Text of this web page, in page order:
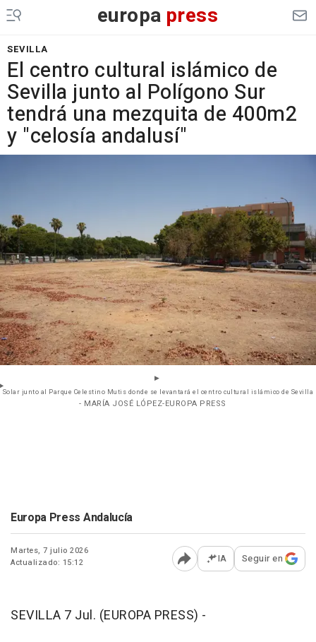
europa press
SEVILLA
El centro cultural islámico de
Sevilla junto al Polígono Sur
tendrá una mezquita de 400m2
y "celosía andalusí"
Solar junto al Parque Celestino Mutis donde se levantará el centro cultural islámico de Sevilla
- MARÍA JOSÉ LÓPEZ-EUROPA PRESS
Europa Press Andalucía
Martes, 7 julio 2026
Actualizado: 15:12
Abrir opciones para
IA Seguir en
SEVILLA 7 Jul. (EUROPA PRESS) -